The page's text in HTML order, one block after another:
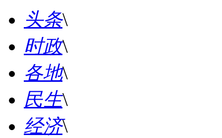
头条\
时政\
各地\
民生\
经济\